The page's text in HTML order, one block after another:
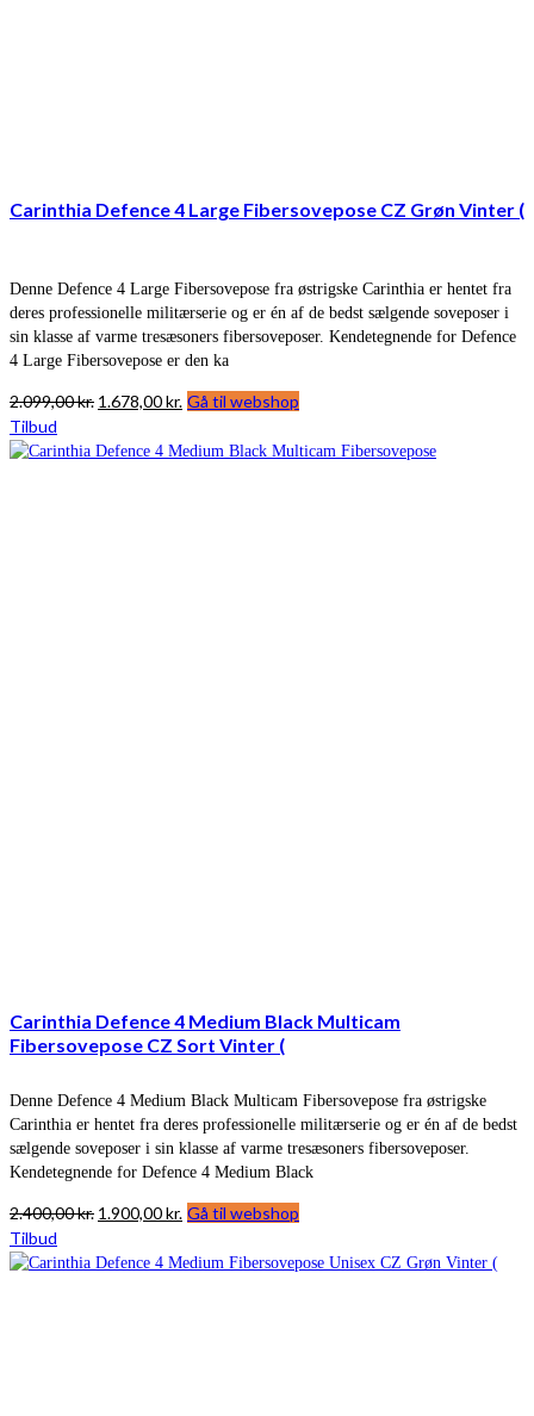
Carinthia Defence 4 Large Fibersovepose CZ Grøn Vinter (
Denne Defence 4 Large Fibersovepose fra østrigske Carinthia er hentet fra
deres professionelle militærserie og er én af de bedst sælgende soveposer i
sin klasse af varme tresæsoners fibersoveposer. Kendetegnende for Defence
4 Large Fibersovepose er den ka
2.099,00kr. Den
pris
1.678,00kr. Den
pris
Gå til webshop
Tilbud
Carinthia Defence 4 Medium Black Multicam
Fibersovepose CZ Sort Vinter (
Denne Defence 4 Medium Black Multicam Fibersovepose fra østrigske
Carinthia er hentet fra deres professionelle militærserie og er én af de bedst
sælgende soveposer i sin klasse af varme tresæsoners fibersoveposer.
Kendetegnende for Defence 4 Medium Black
2.400,00kr. Den
pris
1.900,00kr. Den
pris
Gå til webshop
Tilbud